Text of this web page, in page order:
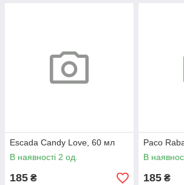
Escada Candy Love, 60 мл
В наявності 2 од.
185 ₴
Paco
В
185 ₴